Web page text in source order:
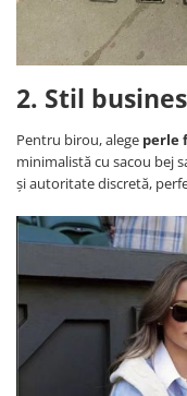
2. Stil
Pentru birou, alege perle
minimalistă cu sacou bej
și autoritate discretă,